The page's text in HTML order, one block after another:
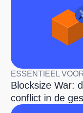
ESSENTIEEL
Blocksize War:
conflict in de